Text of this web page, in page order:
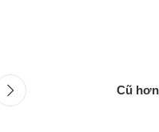
Cũ hơn